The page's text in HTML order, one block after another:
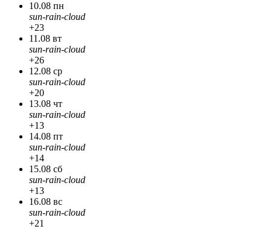
10.08 пн
sun-rain-cloud
+23
11.08 вт
sun-rain-cloud
+26
12.08 ср
sun-rain-cloud
+20
13.08 чт
sun-rain-cloud
+13
14.08 пт
sun-rain-cloud
+14
15.08 сб
sun-rain-cloud
+13
16.08 вс
sun-rain-cloud
+21